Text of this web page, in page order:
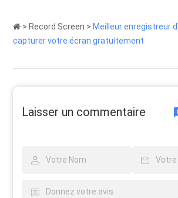
> Record Screen > Meilleur enregistreur
capturer votre écran gratuitement
Laisser un commentaire